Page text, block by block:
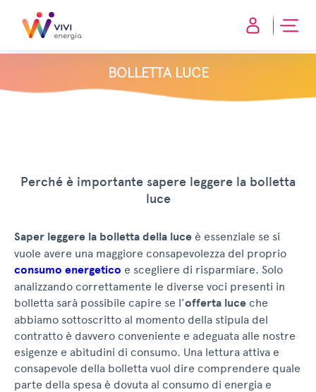
BOLLETTA LUCE
Perché è importante sapere leggere la bolletta
luce
Saper leggere la bolletta della luce è essenziale se si
vuole avere una maggiore consapevolezza del proprio
consumo energetico e scegliere di risparmiare. Solo
analizzando correttamente le diverse voci presenti in
bolletta sarà possibile capire se l’offerta luce che
abbiamo sottoscritto al momento della stipula del
contratto è davvero conveniente e adeguata alle nostre
esigenze e abitudini di consumo. Una lettura attiva e
consapevole della bolletta vuol dire comprendere quale
parte della spesa è dovuta al consumo di energia e